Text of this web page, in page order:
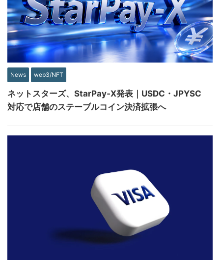
News web3/NFT
ネットスターズ、StarPay‑X発表｜USDC・JPYSC
対応で店舗のステーブルコイン決済拡張へ